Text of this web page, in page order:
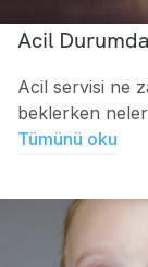
Acil
Acil servisi ne
beklerken neler
Tümünü oku